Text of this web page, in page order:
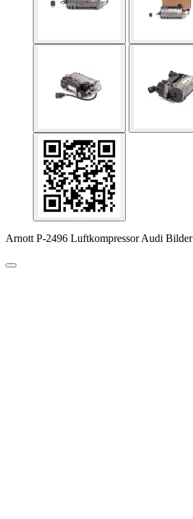
Arnott P-2496 Luftkompressor Audi Bilder